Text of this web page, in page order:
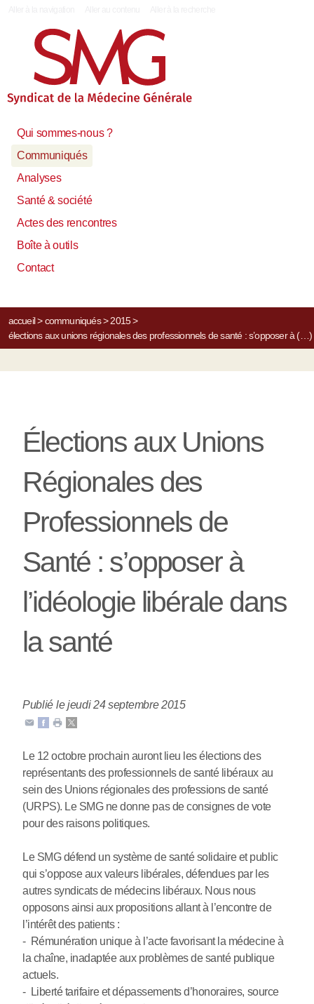
Qui sommes-nous ?
Communiqués
Analyses
Santé & société
Actes des rencontres
Boîte à outils
Contact
accueil> communiqués> 2015>
élections aux unions régionales des professionnels de santé : s’opposer à (…)
Élections aux Unions
Régionales des
Professionnels de
Santé : s’opposer à
l’idéologie libérale dans
la santé
Publié le jeudi 24 septembre 2015
Le 12 octobre prochain auront lieu les élections des
représentants des professionnels de santé libéraux au
sein des Unions régionales des professions de santé
(URPS). Le SMG ne donne pas de consignes de vote
pour des raisons politiques.
Le SMG défend un système de santé solidaire et public
qui s’oppose aux valeurs libérales, défendues par les
autres syndicats de médecins libéraux. Nous nous
opposons ainsi aux propositions allant à l’encontre de
l’intérêt des patients :
- Rémunération unique à l’acte favorisant la médecine à
la chaîne, inadaptée aux problèmes de santé publique
actuels.
- Liberté tarifaire et dépassements d’honoraires, source